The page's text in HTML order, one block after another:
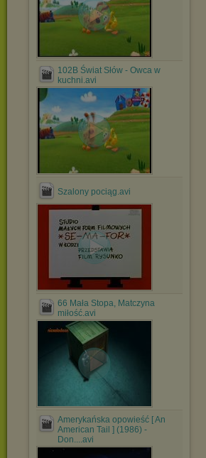
102B Świat Słów - Owca w
kuchni.avi
Szalony pociąg.avi
66 Mała Stopa, Matczyna
miłość.avi
Amerykańska opowieść [ An
American Tail ] (1986) -
Don....avi